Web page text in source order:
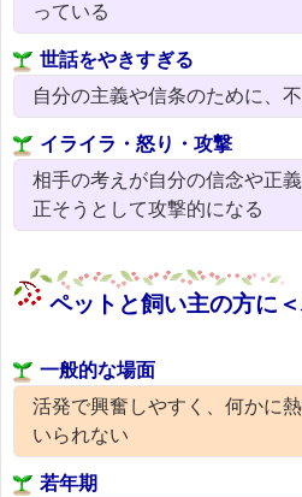
っている
世話をやきすぎる
自分の主義や信条のために、
イライラ・怒り・攻撃
相手の考えが自分の信念や正
正そうとして攻撃的になる
ペットと飼い主の方に
一般的な場面
活発で興奮しやすく、何かに
いられない
若年期